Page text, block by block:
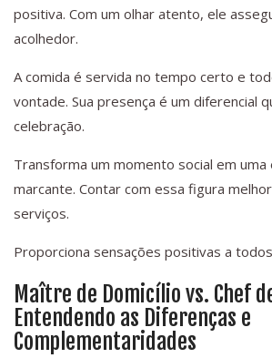
positiva. Com um olhar atento, ele
acolhedor.
A comida é servida no tempo certo e
vontade. Sua presença é um diferencial
celebração.
Transforma um momento social em uma
marcante. Contar com essa figura
serviços.
Proporciona sensações positivas a
Maître de Domicílio vs. Chef
Entendendo as Diferenças e
Complementaridades